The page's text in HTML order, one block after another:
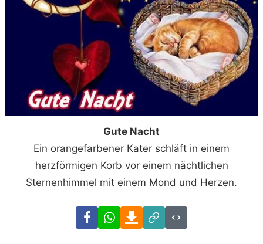
Gute Nacht
Ein orangefarbener Kater schläft in einem
herzförmigen Korb vor einem nächtlichen
Sternenhimmel mit einem Mond und Herzen.
FacebookWhatsAppDownload
Link
Code